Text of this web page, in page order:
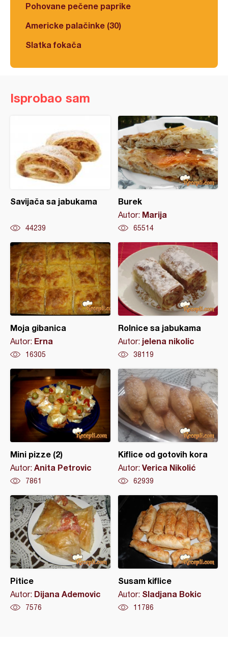
Pohovane pečene paprike
Americke palačinke (30)
Slatka fokača
Isprobao sam
Savijača sa jabukama
44239
Burek
Autor: Marija
65514
Moja gibanica
Autor: Erna
16305
Rolnice sa jabukama
Autor: jelena nikolic
38119
Mini pizze (2)
Autor: Anita Petrovic
7861
Kiflice od gotovih kora
Autor: Verica Nikolić
62939
Pitice
Autor: Dijana Ademovic
7576
Susam kiflice
Autor: Sladjana Bokic
11786